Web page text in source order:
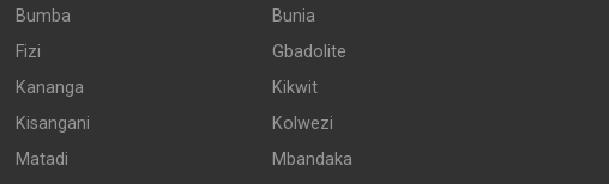
Bumba
Bunia
Fizi
Gbadolite
Kananga
Kikwit
Kisangani
Kolwezi
Matadi
Mbandaka